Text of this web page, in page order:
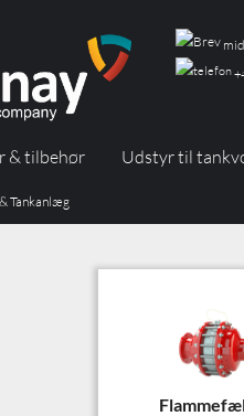
& tilbehør Udstyr til
Tankanlæg